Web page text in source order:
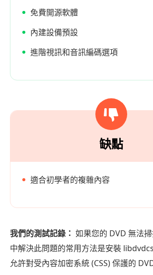
免費開源軟體
內建設備預設
進階視訊和音訊編碼選項
缺點
適合初學者的複雜內容
我們的測試記錄： 如果您的 DVD 無法
中解決此問題的常用方法是安裝
允許對受內容加密系統 (CSS) 保護的